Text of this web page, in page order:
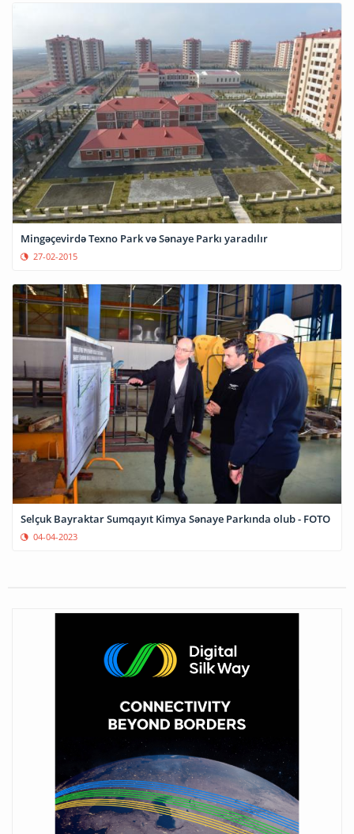
Mingəçevirdə Texno Park və Sənaye Parkı yaradılır
27-02-2015
Selçuk Bayraktar Sumqayıt Kimya Sənaye Parkında olub - FOTO
04-04-2023